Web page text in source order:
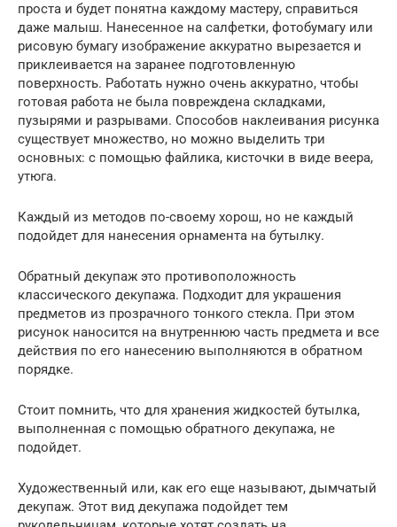
проста и будет понятна каждому мастеру, справиться
даже малыш. Нанесенное на салфетки, фотобумагу или
рисовую бумагу изображение аккуратно вырезается и
приклеивается на заранее подготовленную
поверхность. Работать нужно очень аккуратно, чтобы
готовая работа не была повреждена складками,
пузырями и разрывами. Способов наклеивания рисунка
существует множество, но можно выделить три
основных: с помощью файлика, кисточки в виде веера,
утюга.
Каждый из методов по-своему хорош, но не каждый
подойдет для нанесения орнамента на бутылку.
Обратный декупаж это противоположность
классического декупажа. Подходит для украшения
предметов из прозрачного тонкого стекла. При этом
рисунок наносится на внутреннюю часть предмета и все
действия по его нанесению выполняются в обратном
порядке.
Стоит помнить, что для хранения жидкостей бутылка,
выполненная с помощью обратного декупажа, не
подойдет.
Художественный или, как его еще называют, дымчатый
декупаж. Этот вид декупажа подойдет тем